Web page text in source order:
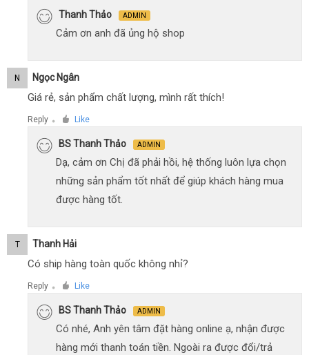
Thanh Thảo ADMIN
Cảm ơn anh đã ủng hộ shop
N Ngọc Ngân
Giá rẻ, sản phẩm chất lượng, mình rất thích!
Reply ● Like
BS Thanh Thảo ADMIN
Dạ, cảm ơn Chị đã phải hồi, hệ thống luôn lựa chọn
những sản phẩm tốt nhất để giúp khách hàng mua
được hàng tốt.
T Thanh Hải
Có ship hàng toàn quốc không nhỉ?
Reply ● Like
BS Thanh Thảo ADMIN
Có nhé, Anh yên tâm đặt hàng online ạ, nhận được
hàng mới thanh toán tiền. Ngoài ra được đổi/trả